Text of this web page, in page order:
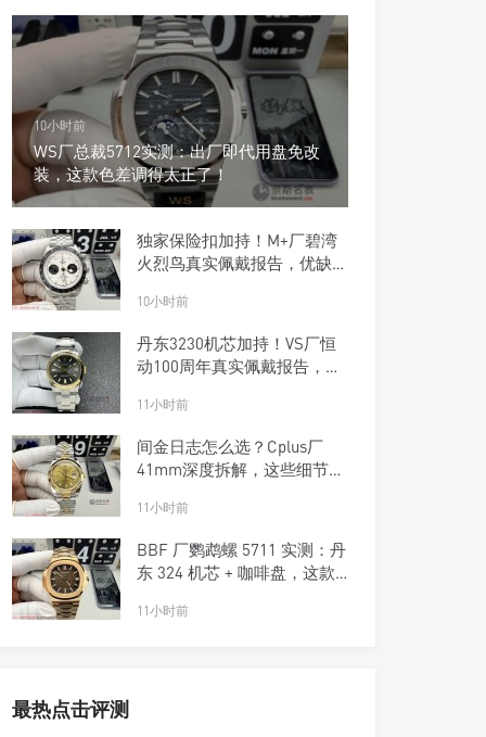
10小时前
WS厂总裁5712实测：出厂即代用盘免改
装，这款色差调得太正了！
独家保险扣加持！M+厂碧湾
火烈鸟真实佩戴报告，优缺点
10小时前
丹东3230机芯加持！VS厂恒
动100周年真实佩戴报告，优
11小时前
间金日志怎么选？Cplus厂
41mm深度拆解，这些细节商
11小时前
BBF 厂鹦鹉螺 5711 实测：丹
东 324 机芯 + 咖啡盘，这款
11小时前
最热点击评测